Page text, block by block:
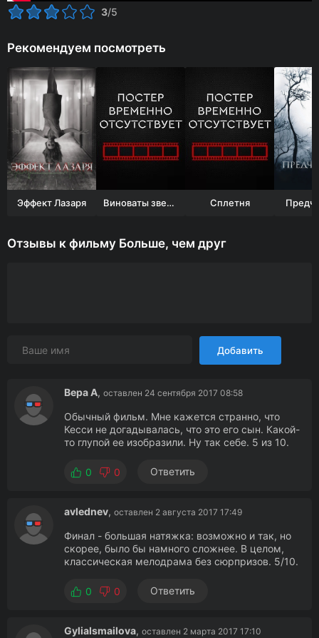
3/5
Рекомендуем посмотреть
Эффект Лазаря Виноваты звезды Сплетня
Отзывы к фильму Больше, чем друг
Добавить
Вера А, оставлен 24 сентября 2017 08:58
Обычный фильм. Мне кажется странно, что
Кесси не догадывалась, что это его сын. Какой-
то глупой ее изобразили. Ну так себе. 5 из 10.
0 0 Ответить
avlednev, оставлен 2 августа 2017 17:49
Финал - большая натяжка: возможно и так, но
скорее, было бы намного сложнее. В целом,
классическая мелодрама без сюрпризов. 5/10.
0 0 Ответить
GyliaIsmailova, оставлен 2 марта 2017 17:10